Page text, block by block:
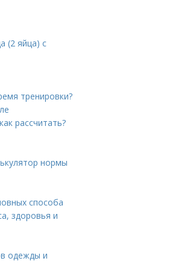
(2 яйца) с
тренировки?
рассчитать?
нормы
способа
здоровья и
одежды и